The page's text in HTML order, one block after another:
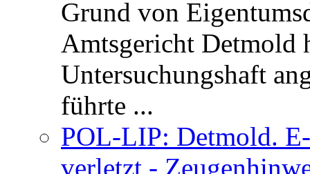
Grund von
Amtsgericht Detmold
Untersuchungshaft
führte ...
POL-LIP: Detmold.
verletzt -